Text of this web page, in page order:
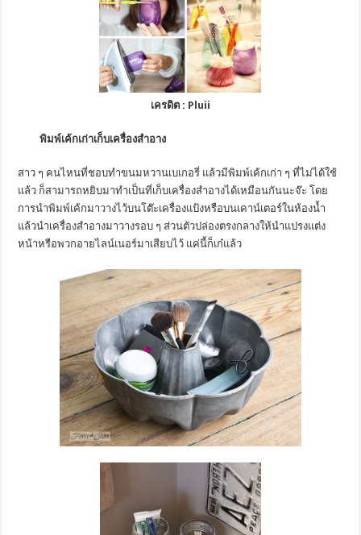
เครดิต : Pluii
พิมพ์เค้กเก่าเก็บเครื่องสำอาง
สาว ๆ คนไหนที่ชอบทำขนมหวานเบเกอรี่ แล้วมีพิมพ์เค้กเก่า ๆ ที่ไม่ได้ใช้
แล้ว ก็สามารถหยิบมาทำเป็นที่เก็บเครื่องสำอางได้เหมือนกันนะจ๊ะ โดย
การนำพิมพ์เค้กมาวางไว้บนโต๊ะเครื่องแป้งหรือบนเคาน์เตอร์ในห้องน้ำ
แล้วนำเครื่องสำอางมาวางรอบ ๆ ส่วนตัวปล่องตรงกลางให้นำแปรงแต่ง
หน้าหรือพวกอายไลน์เนอร์มาเสียบไว้ แค่นี้ก็เก๋แล้ว